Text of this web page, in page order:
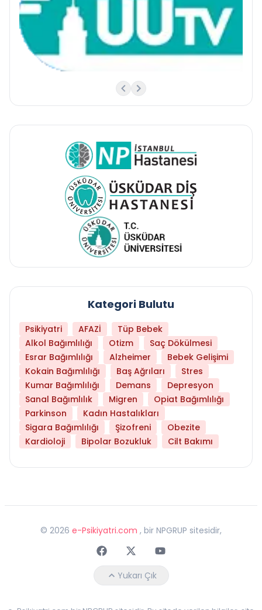
Kategori Bulutu
Psikiyatri AFAZİ
Tüp Bebek
Alkol Bağımlılığı
Otizm
Saç Dökülmesi
Esrar Bağımlılığı
Alzheimer
Bebek Gelişimi
Kokain Bağımlılığı
Baş Ağrıları
Stres
Kumar Bağımlılığı
Demans
Depresyon
Sanal Bağımlılık
Migren
Opiat Bağımlılığı
Parkinson
Kadın Hastalıkları
Sigara Bağımlılığı
Şizofreni
Obezite
Kardioloji
Bipolar Bozukluk Cilt Bakımı
© 2026 e-Psikiyatri.com , bir NPGRUP sitesidir,
FaceebokTwitterYoutube
Yukarı Çık